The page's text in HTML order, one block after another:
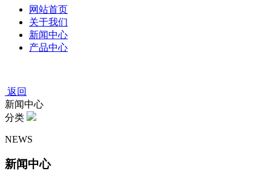
网站首页
关于我们
新闻中心
产品中心
返回
新闻中心
分类
NEWS
新闻中心